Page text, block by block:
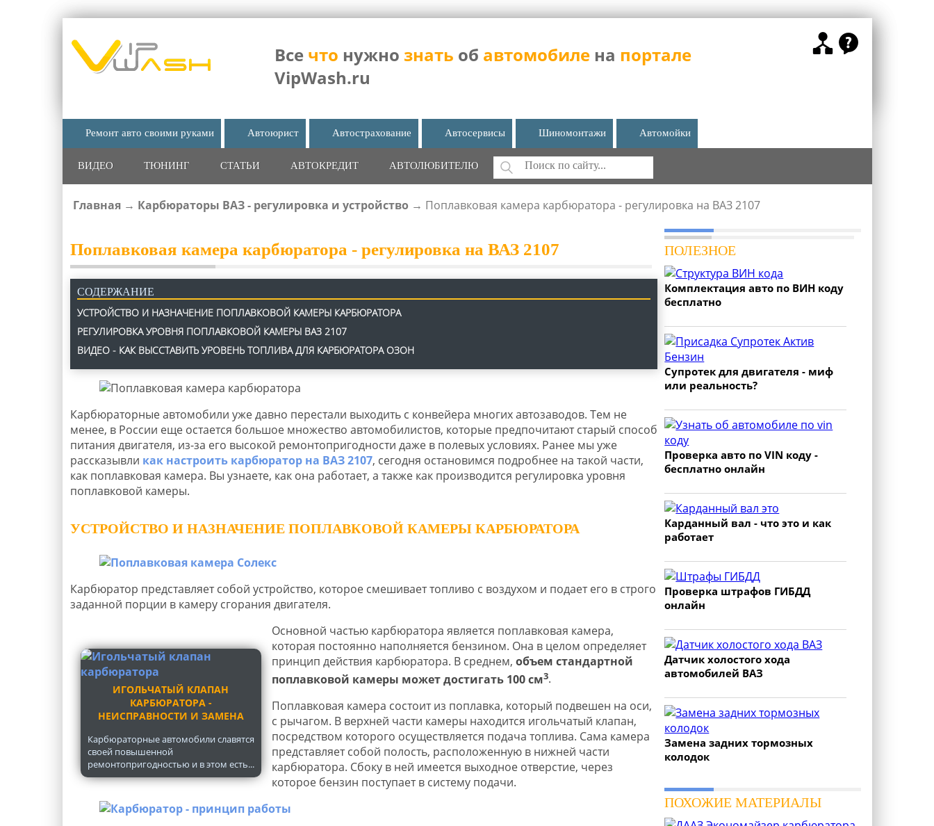
Все что нужно знать об автомобиле на портале
VipWash.ru
Ремонт авто своими руками Автоюрист Автострахование Автосервисы Шиномонтажи Автомойки
ВИДЕО ТЮНИНГ СТАТЬИ АВТОКРЕДИТ АВТОЛЮБИТЕЛЮ
ФОРМА ПОИСКА
Поиск
Главная → Карбюраторы ВАЗ - регулировка и устройство → Поплавковая камера карбюратора - регулировка на ВАЗ 2107
Поплавковая камера карбюратора - регулировка на ВАЗ 2107
СОДЕРЖАНИЕ
УСТРОЙСТВО И НАЗНАЧЕНИЕ ПОПЛАВКОВОЙ КАМЕРЫ КАРБЮРАТОРА
РЕГУЛИРОВКА УРОВНЯ ПОПЛАВКОВОЙ КАМЕРЫ ВАЗ 2107
ВИДЕО - КАК ВЫССТАВИТЬ УРОВЕНЬ ТОПЛИВА ДЛЯ КАРБЮРАТОРА ОЗОН
Карбюраторные автомобили уже давно перестали выходить с конвейера многих автозаводов. Тем не
менее, в России еще остается большое множество автомобилистов, которые предпочитают старый способ
питания двигателя, из-за его высокой ремонтопригодности даже в полевых условиях. Ранее мы уже
рассказывли как настроить карбюратор на ВАЗ 2107, сегодня остановимся подробнее на такой части,
как поплавковая камера. Вы узнаете, как она работает, а также как производится регулировка уровня
поплавковой камеры.
УСТРОЙСТВО И НАЗНАЧЕНИЕ ПОПЛАВКОВОЙ КАМЕРЫ КАРБЮРАТОРА
Карбюратор представляет собой устройство, которое смешивает топливо с воздухом и подает его в строго
заданной порции в камеру сгорания двигателя.
ИГОЛЬЧАТЫЙ КЛАПАН
КАРБЮРАТОРА -
НЕИСПРАВНОСТИ И ЗАМЕНА
Карбюраторные автомобили славятся
своей повышенной
ремонтопригодностью и в этом есть...
Основной частью карбюратора является поплавковая камера,
которая постоянно наполняется бензином. Она в целом определяет
принцип действия карбюратора. В среднем, объем стандартной
поплавковой камеры может достигать 100 см3.
Поплавковая камера состоит из поплавка, который подвешен на оси,
с рычагом. В верхней части камеры находится игольчатый клапан,
посредством которого осуществляется подача топлива. Сама камера
представляет собой полость, расположенную в нижней части
карбюратора. Сбоку в ней имеется выходное отверстие, через
которое бензин поступает в систему подачи.
ПОЛЕЗНОЕ
Комплектация авто по ВИН коду
бесплатно
Супротек для двигателя - миф
или реальность?
Проверка авто по VIN коду -
бесплатно онлайн
Карданный вал - что это и как
работает
Проверка штрафов ГИБДД
онлайн
Датчик холостого хода
автомобилей ВАЗ
Замена задних тормозных
колодок
ПОХОЖИЕ МАТЕРИАЛЫ